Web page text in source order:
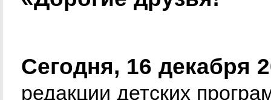
Сегодня, 16 декабря
редакции детских